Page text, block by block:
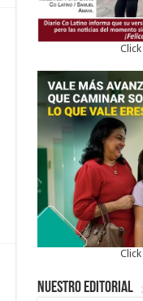
Nuestro Editorial